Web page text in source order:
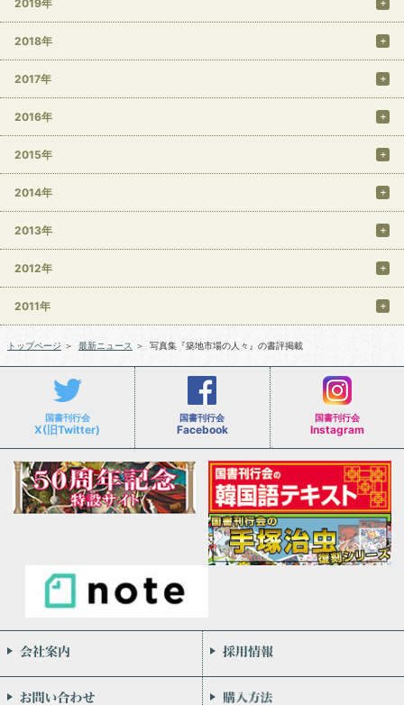
2019年
2018年
2017年
2016年
2015年
2014年
2013年
2012年
2011年
トップページ ＞ 最新ニュース ＞ 写真集『築地市場の人々』の書評掲載
国書刊行会
X(旧Twitter)
国書刊行会
Facebook
国書刊行会
Instagram
会社案内
お問い合わせ